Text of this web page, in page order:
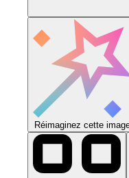
Réimaginez cette